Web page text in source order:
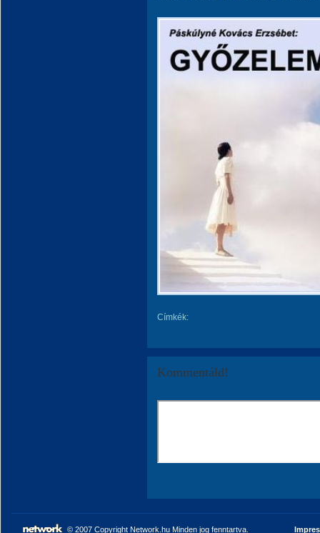
Címkék:
Kommentáld!
© 2007 Copyright Network.hu Minden jog fenntartva.